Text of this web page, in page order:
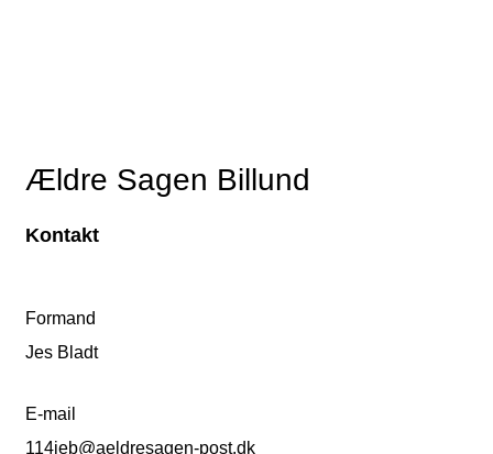
Ældre Sagen Billund
Kontakt
Formand
Jes Bladt
E-mail
114jeb@aeldresagen-post.dk